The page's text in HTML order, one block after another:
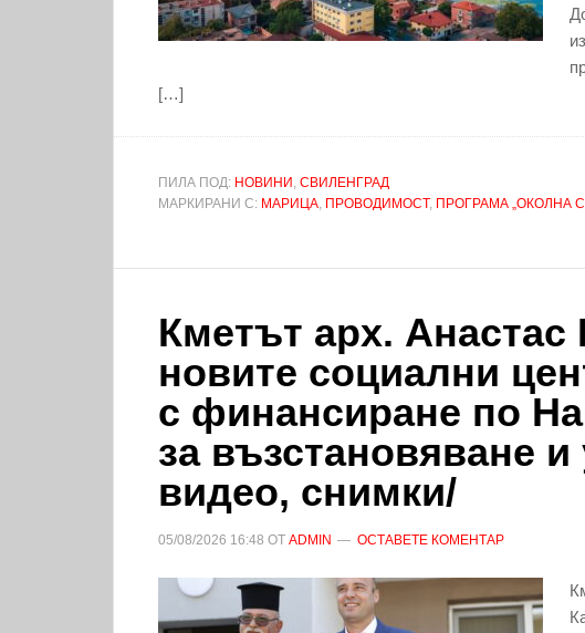
[…]
ПИЛА ПОД: НОВИНИ , СВИЛЕНГРАД
МАРКИРАНИ С: МАРИЦА, ПРОВОДИМОСТ, ПРОГРАМА „ОКОЛНА
Кметът арх. Анастас
новите социални
с финансиране по
за възстановяване и
видео, снимки/
05/08/2026 16:48 ОТ ADMIN ОСТАВЕТЕ КОМЕНТАР